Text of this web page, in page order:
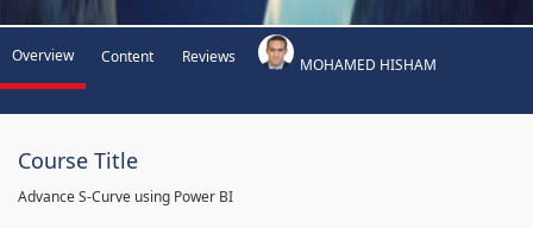
Overview Content Reviews MOHAMED HISHAM
Course Title
Advance S-Curve using Power BI